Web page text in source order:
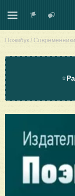
Поэмбук / Современники
⭐